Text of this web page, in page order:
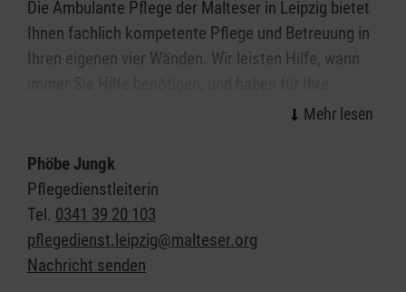
Die Ambulante Pflege der Malteser in Leipzig bietet
Ihnen fachlich kompetente Pflege und Betreuung in
Ihren eigenen vier Wänden. Wir leisten Hilfe, wann
Probleme stets ein offenes Ohr. So tragen wir dazu
Ihrem Zuhause zu ermöglichen.
Das Verhältnis zwischen Patientin oder Patient und
ambulanter Pflege muss in hohem Maße von
Vertrauen geprägt sein. Wir betreuen Sie mit festen
Bezugspersonen, die Sie zu den mit Ihnen
Phöbe Jungk
Pflegedienstleiterin
Tel. 0341 39 20 103
pflegedienst.leipzig@malteser.org
Nachricht senden